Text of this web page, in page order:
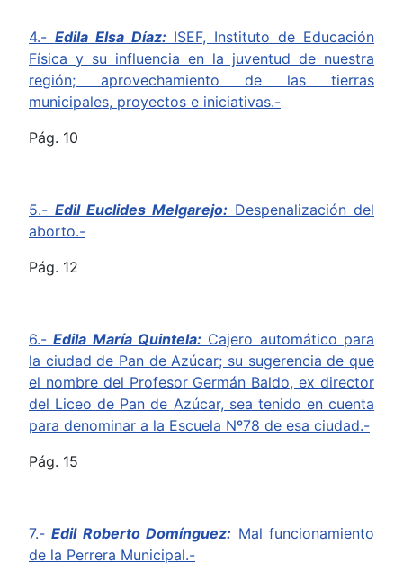
4.- Edila Elsa Díaz:ISEF, Instituto de Educación
Física y su influencia en la juventud de nuestra
región; aprovechamiento de las tierras
municipales, proyectos e iniciativas.-
Pág. 10
5.- Edil Euclides Melgarejo: Despenalización del
aborto.-
Pág. 12
6.-Edila María Quintela: Cajero automático para
la ciudad de Pan de Azúcar; su sugerencia de que
el nombre del Profesor Germán Baldo, ex director
del Liceo de Pan de Azúcar, sea tenido en cuenta
para denominar a la Escuela Nº78 de esa ciudad.-
Pág. 15
7.-Edil Roberto Domínguez: Mal funcionamiento
de la Perrera Municipal.-